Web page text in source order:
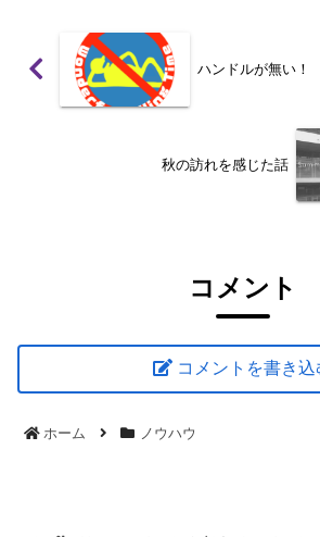
ハンドルが無い！
秋の訪れを感じた話
コメント
コメントを書き込
ホーム ノウハウ